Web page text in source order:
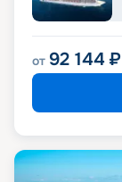
от 92 144 ₽